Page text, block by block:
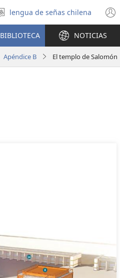
Seleccionar
idioma
lengua de señas chilena
BIBLIOTECA NOTICIAS
Apéndice B El templo de Salomón